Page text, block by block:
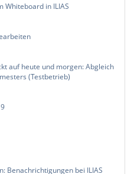
Whiteboard in ILIAS
auf heute und morgen: Abgleich
(Testbetrieb)
Benachrichtigungen bei ILIAS